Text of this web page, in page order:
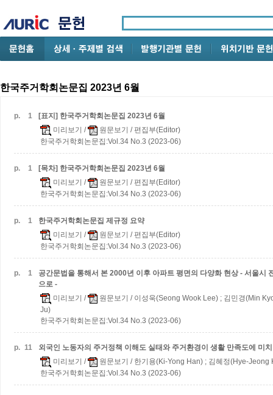
한국주거학회논문집 2023년 6월
p. 1
[표지] 한국주거학회논문집 2023년 6월
미리보기 / 원문보기 / 편집부(Editor)
한국주거학회논문집:Vol.34 No.3 (2023-06)
p. 1
[목차] 한국주거학회논문집 2023년 6월
미리보기 / 원문보기 / 편집부(Editor)
한국주거학회논문집:Vol.34 No.3 (2023-06)
p. 1
한국주거학회논문집 제규정 요약
미리보기 / 원문보기 / 편집부(Editor)
한국주거학회논문집:Vol.34 No.3 (2023-06)
p. 1
공간문법을 통해서 본 2000년 이후 아파트 평면의 다양화 현상 - 서울시
으로 -
미리보기 / 원문보기 / 이성욱(Seong Wook Lee) ; 김민경(Min
Ju)
한국주거학회논문집:Vol.34 No.3 (2023-06)
p. 11
외국인 노동자의 주거정책 이해도 실태와 주거환경이 생활 만족도에 미
미리보기 / 원문보기 / 한기용(Ki-Yong Han) ; 김혜정(Hye-Jeong
한국주거학회논문집:Vol.34 No.3 (2023-06)